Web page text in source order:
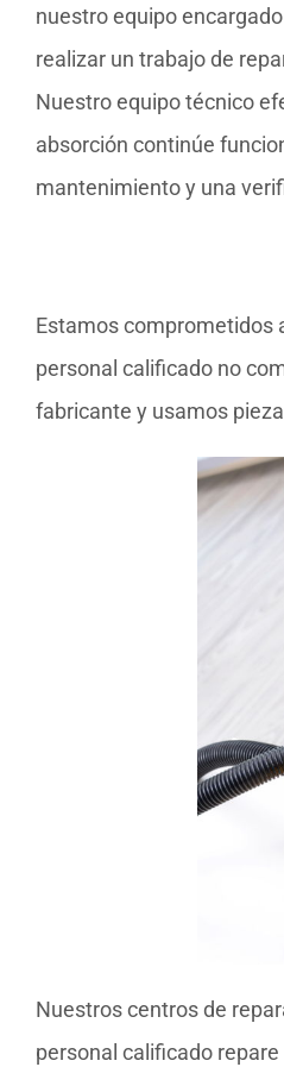
nuestro equipo
realizar un trabajo de
Nuestro equipo técnico
absorción continúe
mantenimiento y una
Estamos comprometidos
personal calificado no
fabricante y usamos
Nuestros centros de
personal calificado